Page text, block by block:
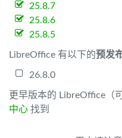
25.8.7
25.8.6
25.8.5
LibreOffice 有以下的预发
26.8.0
更早版本的 LibreOffice（
中心 找到